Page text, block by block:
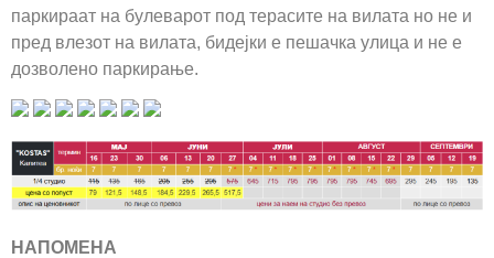
паркираат на булеварот под терасите на вилата но не и
пред влезот на вилата, бидејки е пешачка улица и не е
дозволено паркирање.
НАПОМЕНА